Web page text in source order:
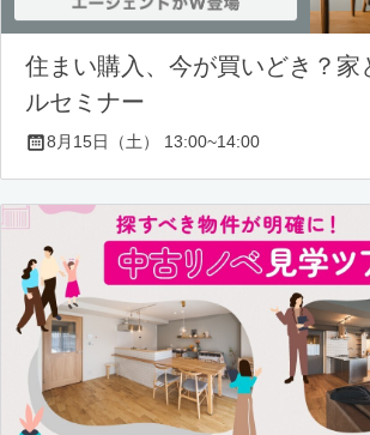
住まい購入、今が買いどき？家
ルセミナー
8月15日（土） 13:00~14:00